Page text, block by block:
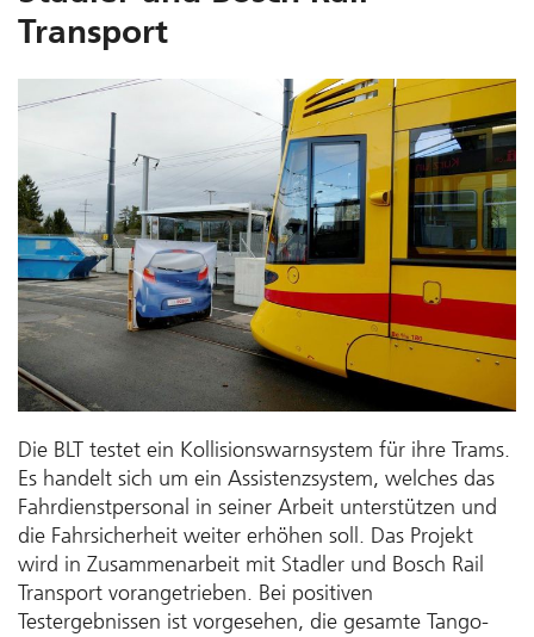
Transport
Die BLT testet ein Kollisions­warn­system für ihre Trams.
Es handelt sich um ein Assistenz­system, welches das
Fahrdienst­personal in seiner Arbeit unterstützen und
die Fahrsicherheit weiter erhöhen soll. Das Projekt
wird in Zusammenarbeit mit Stadler und Bosch Rail
Transport voran­getrieben. Bei positiven
Testergebnissen ist vorgesehen, die gesamte Tango-